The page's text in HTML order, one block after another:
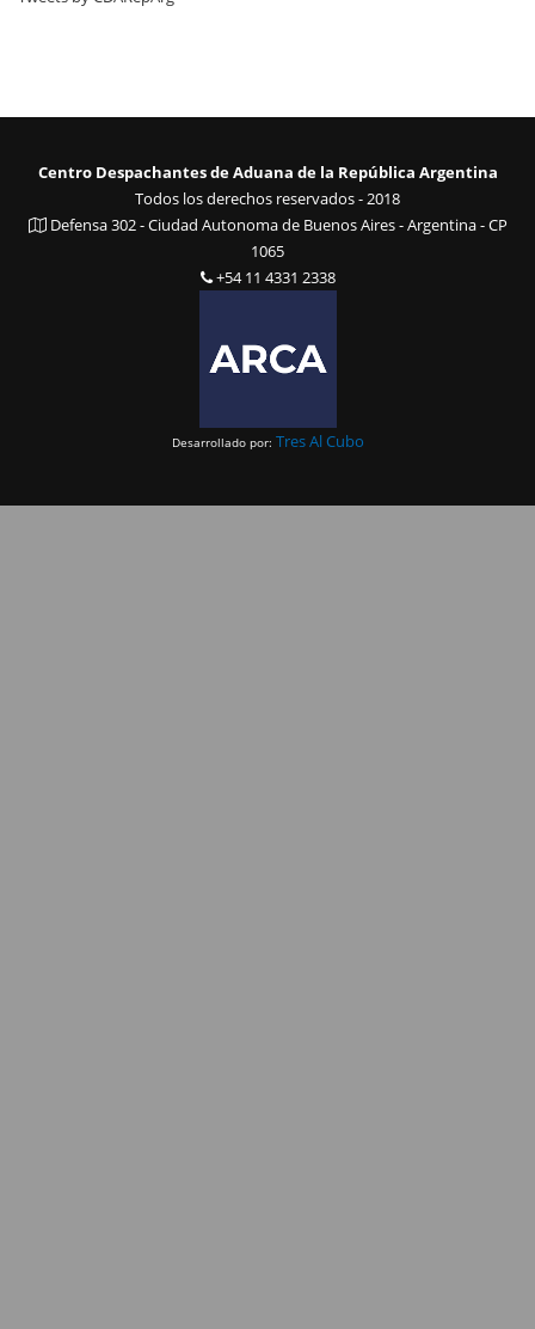
Centro Despachantes de Aduana de la República Argentina
Todos los derechos reservados - 2018
Defensa 302 - Ciudad Autonoma de Buenos Aires - Argentina - CP
1065
+54 11 4331 2338
Desarrollado por: Tres Al Cubo